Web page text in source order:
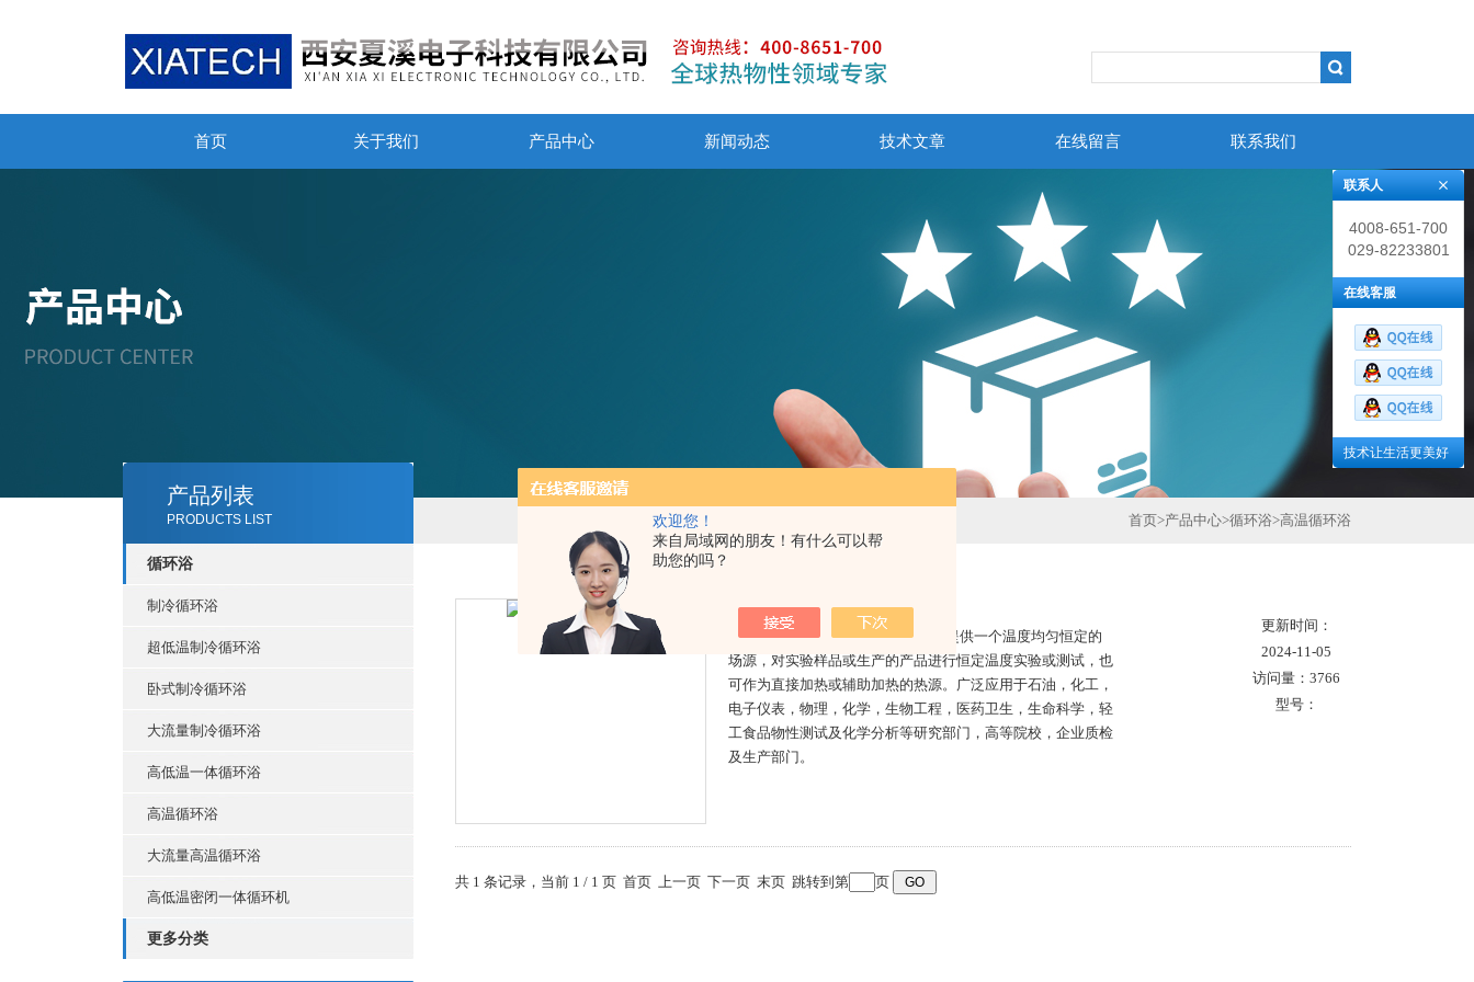
欢迎您！
来自局域网的朋友！有什么可以帮
助您的吗？
首页 关于我们 产品中心 新闻动态 技术文章 在线留言 联系我们
产品列表
PRODUCTS LIST
循环浴
制冷循环浴
超低温制冷循环浴
卧式制冷循环浴
大流量制冷循环浴
高低温一体循环浴
高温循环浴
大流量高温循环浴
高低温密闭一体循环机
更多分类
首页>产品中心>循环浴>高温循环浴
C-TA系列高温循环浴
C-TA系列高温循环浴为用户工作时提供一个温度均匀恒定的
场源，对实验样品或生产的产品进行恒定温度实验或测试，也
可作为直接加热或辅助加热的热源。广泛应用于石油，化工，
电子仪表，物理，化学，生物工程，医药卫生，生命科学，轻
工食品物性测试及化学分析等研究部门，高等院校，企业质检
及生产部门。
更新时间：
2024-11-05
访问量：3766
型号：
共 1 条记录，当前 1 / 1 页 首页 上一页 下一页 末页 跳转到第 页
联系人
4008-651-700
029-82233801
在线客服
技术让生活更美好